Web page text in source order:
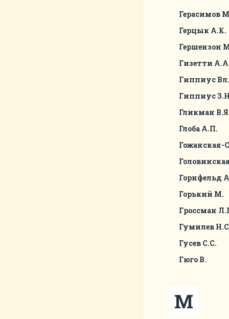
Герасимов
Герцык А.К.
Гершензон
Гизетти
Гиппиус
Гиппиус
Гликман
Глоба А.П.
Горнфельд
Горький М.
Гроссман
Гумилев
Гусев С.С.
Гюго В.
М